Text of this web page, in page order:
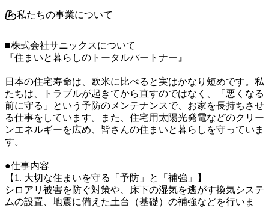
私たちの事業について
■株式会社サニックスについて
『住まいと暮らしのトータルパートナー』
日本の住宅寿命は、欧米に比べると実はかなり短めです。私
たちは、トラブルが起きてから直すのではなく、「悪くなる
前に守る」という予防のメンテナンスで、お家を長持ちさせ
る仕事をしています。また、住宅用太陽光発電などのクリー
ンエネルギーを広め、皆さんの住まいと暮らしを守っていま
す。
●仕事内容
【1. 大切な住まいを守る「予防」と「補強」】
シロアリ被害を防ぐ対策や、床下の湿気を逃がす換気システ
ムの設置、地震に備えた土台（基礎）の補強などを行いま